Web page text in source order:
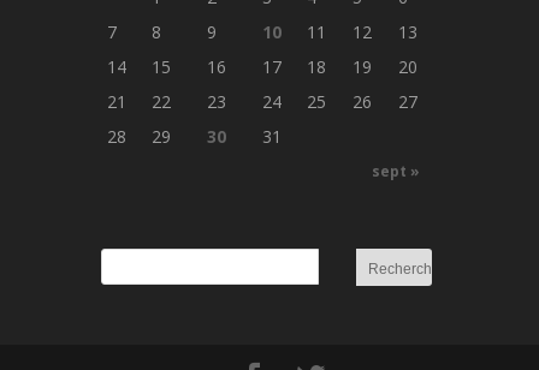
sept »
7
8 9 10 11 12
13
14
15 16 17 18 19
20
21
22 23 24 25 26
27
28
29 30 31